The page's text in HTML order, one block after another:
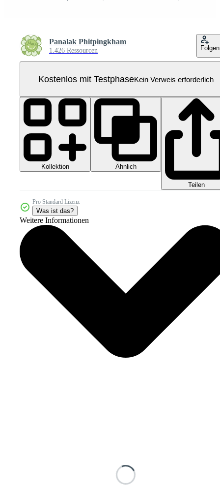
Panalak Phitpingkham
1.426 Ressourcen Folgen
Kostenlos mit TestphaseKein Verweis erforderlich
Kollektion Ähnlich
Teilen
Pro Standard Lizenz
Was ist das?
Weitere Informationen